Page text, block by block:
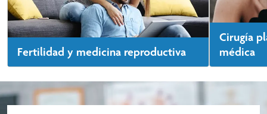
Fertilidad y medicina reproductiva
infertilidad como si te interesa preservar tu
fertilidad para el futuro, CoxHealth te
ayudará a conocer tus opciones.
Cirugía
médica
Med Spa